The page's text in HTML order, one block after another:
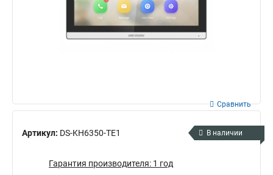
Артикул: DS-KH6350-TE1
Сравнить
В наличии
Гарантия производителя: 1 год